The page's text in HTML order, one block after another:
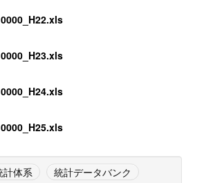
計体系 統計データバンク